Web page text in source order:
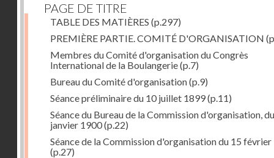
PAGE DE TITRE
TABLE DES MATIÈRES (p.297)
PREMIÈRE PARTIE. COMITÉ D'ORGANISATION
Membres du Comité d'organisation du Congrès
International de la Boulangerie(p.7)
Bureau du Comité d'organisation(p.9)
Séance préliminaire du 10 juillet 1899(p.11)
Séance du Bureau de la Commission d'organisation,
janvier 1900(p.22)
Séance de la Commission d'organisation du 15
(p.27)